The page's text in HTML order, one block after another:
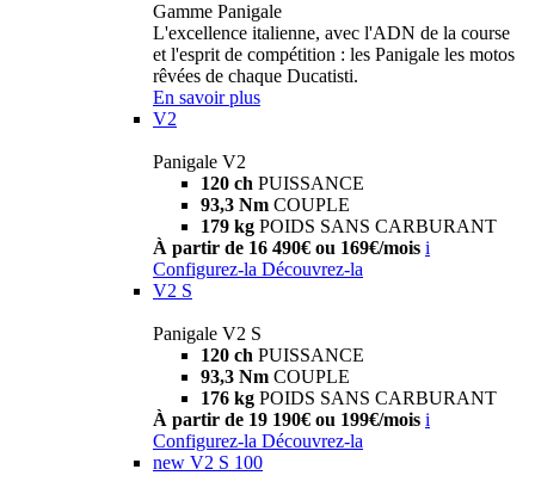
Gamme Panigale
L'excellence italienne, avec l'ADN de la course
et l'esprit de compétition : les Panigale les motos
rêvées de chaque Ducatisti.
En savoir plus
V2
Panigale V2
120 ch PUISSANCE
93,3 Nm COUPLE
179 kg POIDS SANS CARBURANT
À partir de 16 490€ ou 169€/mois i
Configurez-la Découvrez-la
V2 S
Panigale V2 S
120 ch PUISSANCE
93,3 Nm COUPLE
176 kg POIDS SANS CARBURANT
À partir de 19 190€ ou 199€/mois i
Configurez-la Découvrez-la
new V2 S 100